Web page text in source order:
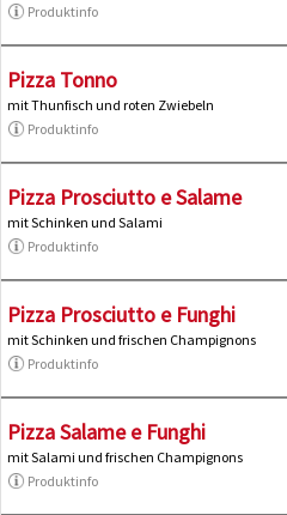
Produktinfo
Pizza Tonno
mit Thunfisch und roten Zwiebeln
Produktinfo
Pizza Prosciutto e Salame
mit Schinken und Salami
Produktinfo
Pizza Prosciutto e Funghi
mit Schinken und frischen Champignons
Produktinfo
Pizza Salame e Funghi
mit Salami und frischen Champignons
Produktinfo